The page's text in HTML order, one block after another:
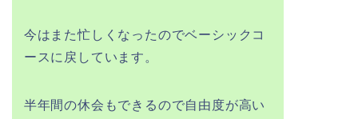
今はまた忙しくなったのでベーシックコ
ースに戻しています。
半年間の休会もできるので自由度が高い